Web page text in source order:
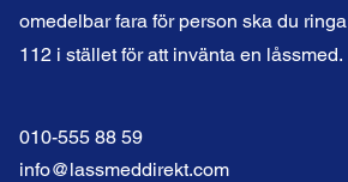
omedelbar fara för person ska du ringa
112 i stället för att invänta en låssmed.
010-555 88 59
info@lassmeddirekt.com